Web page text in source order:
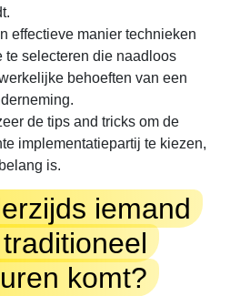
effectieve manier technieken
te selecteren die naadloos
behoeften van een
de tips and tricks om de
implementatiepartij te kiezen,
is.
iemand
komt?